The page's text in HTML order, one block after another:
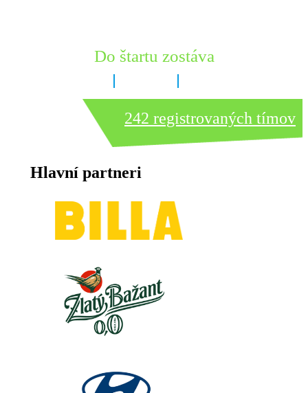
Do štartu zostáva
242 registrovaných tímov
Hlavní partneri